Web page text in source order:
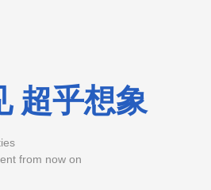
超乎想象
from now on